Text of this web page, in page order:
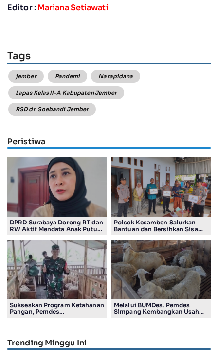
Editor :Mariana Setiawati
Tags
jember Pandemi Narapidana
Lapas Kelas II-A Kabupaten Jember
RSD dr. Soebandi Jember
Peristiwa
DPRD Surabaya Dorong RT dan
RW Aktif Mendata Anak Putus
Polsek Kesamben Salurkan
Bantuan dan Bersihkan Sisa
Kakek Sukatin
Sukseskan Program Ketahanan
Pangan, Pemdes
Melalui BUMDes, Pemdes
Simpang Kembangkan Usaha
Trending Minggu Ini